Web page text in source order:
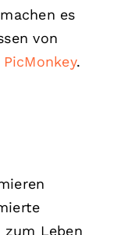
es
von
PicMonkey.
Leben